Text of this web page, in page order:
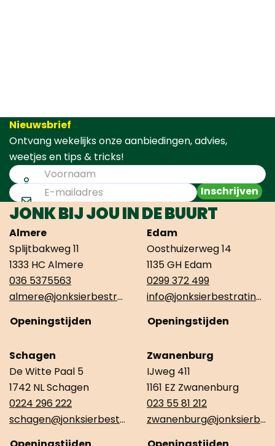
Nieuwsbrief
Ontvang wekelijks onze aanbiedingen, advies,
weetjes en tips & tricks!
Inschrijven
JONK BIJ JOU IN DE BUURT
Almere
Splijtbakweg 11
1333 HC Almere
036 5375563
almere@jonksierbestrating.nl
Openingstijden
Edam
Oosthuizerweg 14
1135 GH Edam
0299 372 499
info@jonksierbestrating.nl
Openingstijden
Schagen
De Witte Paal 5
1742 NL Schagen
0224 296 222
schagen@jonksierbestrating.nl
Zwanenburg
IJweg 411
1161 EZ Zwanenburg
023 55 81 212
zwanenburg@jonksierbestrating.nl